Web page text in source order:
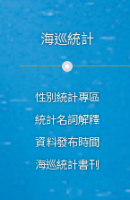
海巡統計
性別統計專區
統計名詞解釋
資料發布時間
海巡統計書刊